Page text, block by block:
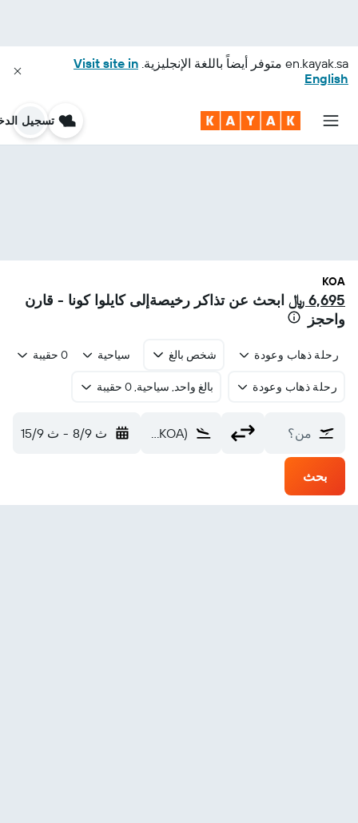
en.kayak.sa متوفر أيضاً باللغة الإنجليزية. Visit site in
English
تسجيل
KOA
6,695 ﷼
ابحث عن تذاكر رخيصةإلى كايلوا كونا - قارن
واحجز
رحلة ذهاب وعودة شخص بالغ سياحية 0 حقيبة
رحلة ذهاب وعودة بالغ واحد, سياحية, 0 حقيبة
من؟ Kona Intl (KOA) ث 8/9 - ث 15/9
بحث